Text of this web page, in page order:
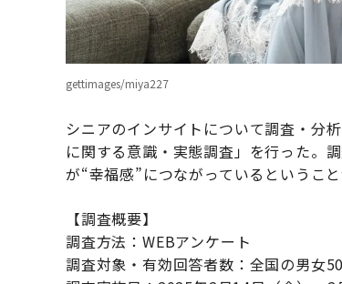
gettimages/miya227
シニアのインサイトについて調査・分
に関する意識・実態調査」を行った。
が“幸福感”につながっているということ
【調査概要】
調査方法：WEBアンケート
調査対象・有効回答者数：全国の男女